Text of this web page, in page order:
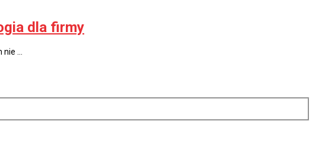
dla firmy
nie …